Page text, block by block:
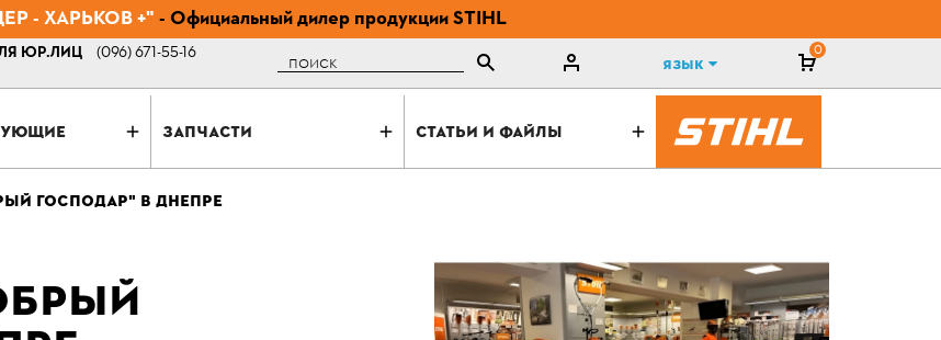
- ХАРЬКОВ +"- Официальный дилер продукции STIHL
ЮР.ЛИЦ
(096) 671-55-16
Поиск Язык
0
ЗАПЧАСТИ СТАТЬИ И ФАЙЛЫ
ГОСПОДАР" В ДНЕПРЕ